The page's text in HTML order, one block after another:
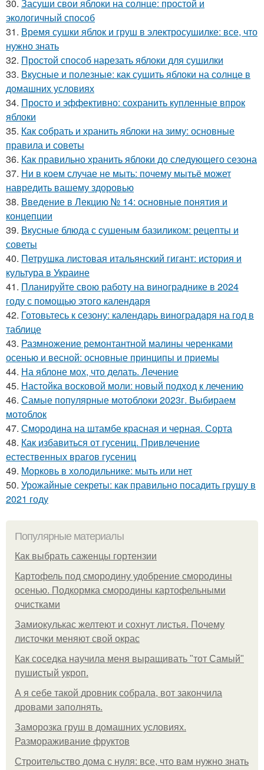
30. Засуши свои яблоки на солнце: простой и
экологичный способ
31. Время сушки яблок и груш в электросушилке: все, что
нужно знать
32. Простой способ нарезать яблоки для сушилки
33. Вкусные и полезные: как сушить яблоки на солнце в
домашних условиях
34. Просто и эффективно: сохранить купленные впрок
яблоки
35. Как собрать и хранить яблоки на зиму: основные
правила и советы
36. Как правильно хранить яблоки до следующего сезона
37. Ни в коем случае не мыть: почему мытьё может
навредить вашему здоровью
38. Введение в Лекцию № 14: основные понятия и
концепции
39. Вкусные блюда с сушеным базиликом: рецепты и
советы
40. Петрушка листовая итальянский гигант: история и
культура в Украине
41. Планируйте свою работу на винограднике в 2024
году с помощью этого календаря
42. Готовьтесь к сезону: календарь виноградаря на год в
таблице
43. Размножение ремонтантной малины черенками
осенью и весной: основные принципы и приемы
44. На яблоне мох, что делать. Лечение
45. Настойка восковой моли: новый подход к лечению
46. Самые популярные мотоблоки 2023г. Выбираем
мотоблок
47. Смородина на штамбе красная и черная. Сорта
48. Как избавиться от гусениц. Привлечение
естественных врагов гусениц
49. Морковь в холодильнике: мыть или нет
50. Урожайные секреты: как правильно посадить грушу в
2021 году
Популярные материалы
Как выбрать саженцы гортензии
Картофель под смородину удобрение смородины
осенью. Подкормка смородины картофельными
очистками
Замиокулькас желтеют и сохнут листья. Почему
листочки меняют свой окрас
Как соседка научила меня выращивать "тот Самый"
пушистый укроп.
А я себе такой дровник собрала, вот закончила
дровами заполнять.
Заморозка груш в домашних условиях.
Размораживание фруктов
Строительство дома с нуля: все, что вам нужно знать